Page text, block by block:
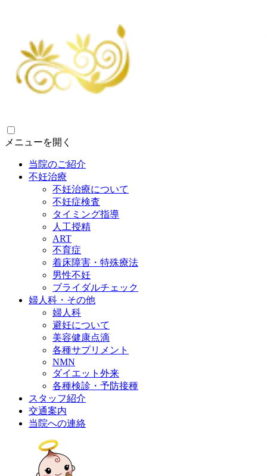
メニューを開く
当院のご紹介
不妊治療
不妊治療について
不妊症検査
タイミング指導
人工授精
ART
不育症
着床障害・特殊療法
男性不妊
ブライダルチェック
婦人科・その他
婦人科
避妊について
美容健康点滴
各種サプリメント
NMN
ダイエット外来
各種検診・予防接種
スタッフ紹介
交通案内
当院への連絡